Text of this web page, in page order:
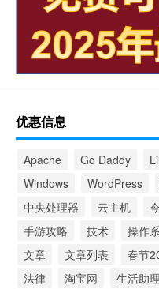
优惠信息
Apache Go Daddy
Windows
WordPress
中央处理器
云主机
手游攻略
技术 操作
文章
文章列表 春节
法律
淘宝网 生活助理